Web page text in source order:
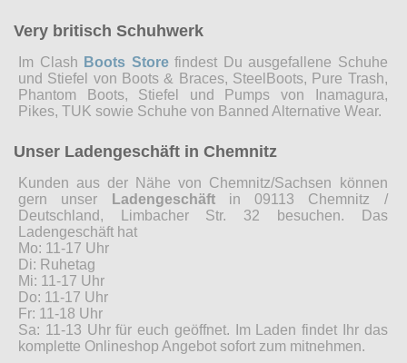
Very britisch Schuhwerk
Im Clash Boots Storefindest Du ausgefallene Schuhe
und Stiefel von Boots & Braces, SteelBoots, Pure Trash,
Phantom Boots, Stiefel und Pumps von Inamagura,
Pikes, TUK sowie Schuhe von Banned Alternative Wear.
Unser Ladengeschäft in Chemnitz
Kunden aus der Nähe von Chemnitz/Sachsen können
gern unser
Ladengeschäftin 09113 Chemnitz /
Deutschland, Limbacher Str. 32 besuchen. Das
Ladengeschäft hat
Mo: 11-17 Uhr
Di: Ruhetag
Mi: 11-17 Uhr
Do: 11-17 Uhr
Fr: 11-18 Uhr
Sa: 11-13 Uhr für euch geöffnet. Im Laden findet Ihr das
komplette Onlineshop Angebot sofort zum mitnehmen.